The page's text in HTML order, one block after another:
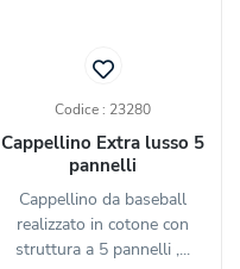
Codice : 23280
Cappellino Extra lusso 5
pannelli
Cappellino da baseball
realizzato in cotone con
struttura a 5 pannelli ,...